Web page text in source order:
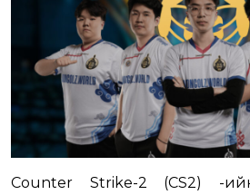
Counter Strike-2 (CS2) -